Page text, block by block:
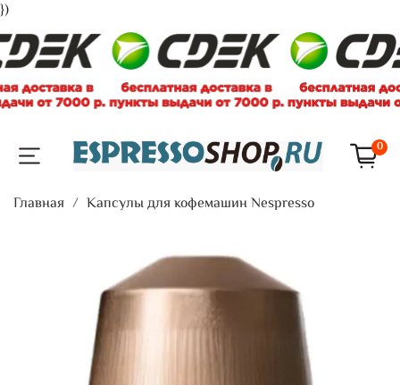
})
0
Главная Капсулы для кофемашин Nespresso